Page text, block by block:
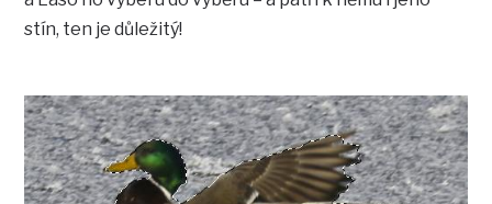
stín, ten je důležitý!